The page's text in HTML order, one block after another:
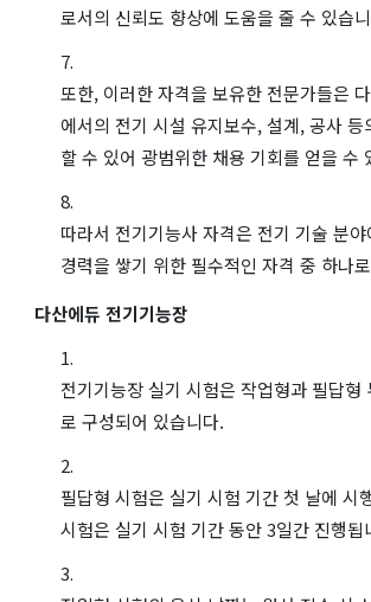
로서의 신뢰도 향상에 도움을 줄 수 있습
또한, 이러한 자격을 보유한 전문가들은
에서의 전기 시설 유지보수, 설계, 공사 등
할 수 있어 광범위한 채용 기회를 얻을 수
따라서 전기기능사 자격은 전기 기술 분
경력을 쌓기 위한 필수적인 자격 중 하나
다산에듀 전기기능장
전기기능장 실기 시험은 작업형과 필답형
로 구성되어 있습니다.
필답형 시험은 실기 시험 기간 첫 날에 시
시험은 실기 시험 기간 동안 3일간 진행됩